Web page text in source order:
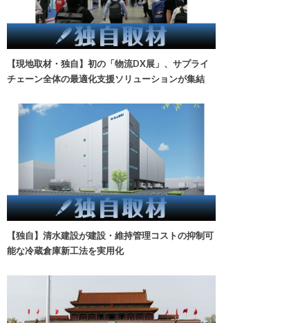
【現地取材・独自】初の「物流DX展」、サプライ
チェーン全体の最適化支援ソリューションが集結
【独自】清水建設が建設・維持管理コストの抑制可
能な冷蔵倉庫新工法を実用化